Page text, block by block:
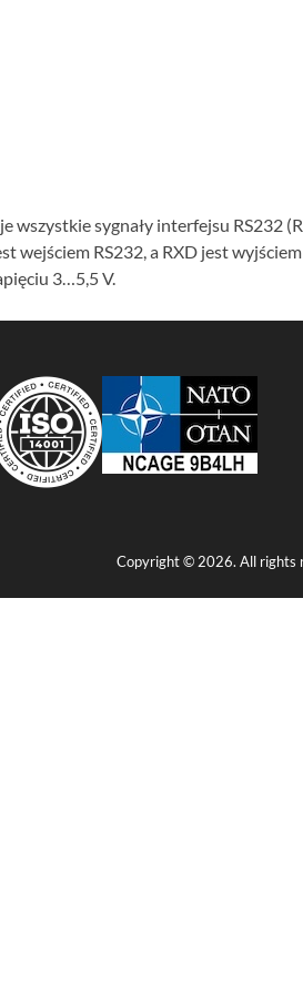
sygnały interfejsu RS232
RS232, a RXD jest
3…5,5 V.
Copyright © 2026. All rights